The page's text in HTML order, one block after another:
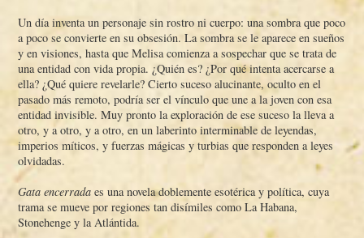
Un dí­a inventa un personaje sin rostro ni cuerpo: una sombra que poco
a poco se convierte en su obsesión. La sombra se le aparece en sueños
y en visiones, hasta que Melisa comienza a sospechar que se trata de
una entidad con vida propia. ¿Quién es? ¿Por qué intenta acercarse a
ella? ¿Qué quiere revelarle? Cierto suceso alucinante, oculto en el
pasado más remoto, podrí­a ser el ví­nculo que une a la joven con esa
entidad invisible. Muy pronto la exploración de ese suceso la lleva a
otro, y a otro, y a otro, en un laberinto interminable de leyendas,
imperios mí­ticos, y fuerzas mágicas y turbias que responden a leyes
olvidadas.
Gata encerrada es una novela doblemente esotérica y polí­tica, cuya
trama se mueve por regiones tan disí­miles como La Habana,
Stonehenge y la Atlántida.